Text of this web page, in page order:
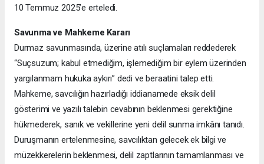
10 Temmuz 2025’e erteledi.
Savunma ve Mahkeme Kararı
Durmaz savunmasında, üzerine atılı suçlamaları reddederek
“Suçsuzum; kabul etmediğim, işlemediğim bir eylem üzerinden
yargılanmam hukuka aykırı” dedi ve beraatini talep etti.
Mahkeme, savcılığın hazırladığı iddianamede eksik delil
gösterimi ve yazılı talebin cevabının beklenmesi gerektiğine
hükmederek, sanık ve vekillerine yeni delil sunma imkânı tanıdı.
Duruşmanın ertelenmesine, savcılıktan gelecek ek bilgi ve
müzekkerelerin beklenmesi, delil zaptlarının tamamlanması ve